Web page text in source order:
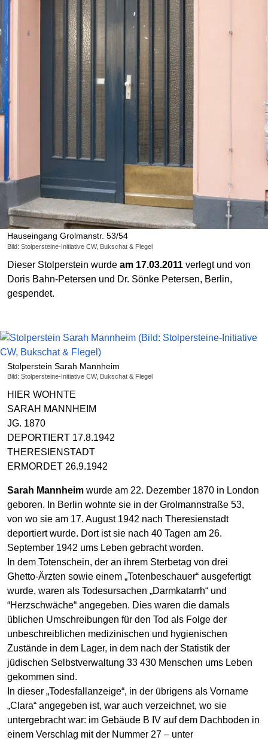
Hauseingang Grolmanstr. 53/54
Bild: Stolpersteine-Initiative CW, Bukschat & Flegel
Dieser Stolperstein wurde am 17.03.2011 verlegt und von
Doris Bahn-Petersen und Dr. Sönke Petersen, Berlin,
gespendet.
Stolperstein Sarah Mannheim
Bild: Stolpersteine-Initiative CW, Bukschat & Flegel
HIER WOHNTE
SARAH MANNHEIM
JG. 1870
DEPORTIERT 17.8.1942
THERESIENSTADT
ERMORDET 26.9.1942
Sarah Mannheim wurde am 22. Dezember 1870 in London
geboren. In Berlin wohnte sie in der Grolmannstraße 53,
von wo sie am 17. August 1942 nach Theresienstadt
deportiert wurde. Dort ist sie nach 40 Tagen am 26.
September 1942 ums Leben gebracht worden.
In dem Totenschein, der an ihrem Sterbetag von drei
Ghetto-Ärzten sowie einem „Totenbeschauer“ ausgefertigt
wurde, waren als Todesursachen „Darmkatarrh“ und
“Herzschwäche“ angegeben. Dies waren die damals
üblichen Umschreibungen für den Tod als Folge der
unbeschreiblichen medizinischen und hygienischen
Zustände in dem Lager, in dem nach der Statistik der
jüdischen Selbstverwaltung 33 430 Menschen ums Leben
gekommen sind.
In dieser „Todesfallanzeige“, in der übrigens als Vorname
„Clara“ angegeben ist, war auch verzeichnet, wo sie
untergebracht war: im Gebäude B IV auf dem Dachboden in
einem Verschlag mit der Nummer 27 – unter